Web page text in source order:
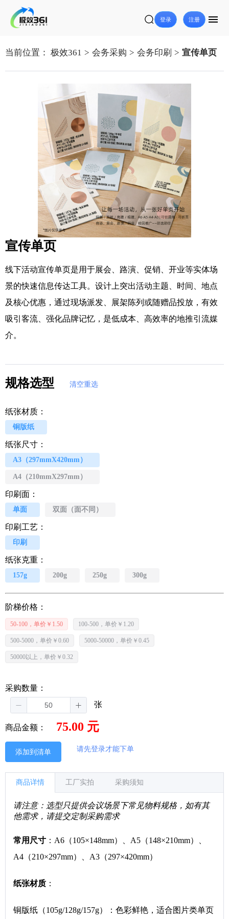
登录 注册
当前位置： 极效361 > 会务采购 > 会务印刷 > 宣传单页
宣传单页
线下活动宣传单页是用于展会、路演、促销、开业等实体场
景的快速信息传达工具。设计上突出活动主题、时间、地点
及核心优惠，通过现场派发、展架陈列或随赠品投放，有效
吸引客流、强化品牌记忆，是低成本、高效率的地推引流媒
介。
规格选型 清空重选
纸张材质：
铜版纸
纸张尺寸：
A3（297mmX420mm）
A4（210mmX297mm）
印刷面：
单面 双面（面不同）
印刷工艺：
印刷
纸张克重：
157g 200g 250g 300g
阶梯价格：
50-100，单价￥1.50 100-500，单价￥1.20
500-5000，单价￥0.60 5000-50000，单价￥0.45
50000以上，单价￥0.32
采购数量：
张
商品金额： 75.00 元
添加到清单 请先登录才能下单
请注意：选型只提供会议场景下常见物料规格，如有其
他需求，请提交定制采购需求
常用尺寸 ：A6（105×148mm）、A5（148×210mm）、
A4（210×297mm）、A3（297×420mm）
纸张材质 ：
铜版纸（105g/128g/157g）：色彩鲜艳，适合图片类单页
商品详情 工厂实拍 采购须知